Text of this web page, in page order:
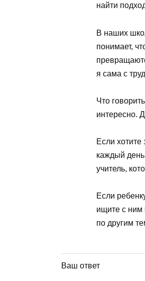
найти
В наших
понимает,
я сама с
Что
интересно.
Если хотите
каждый
учитель,
Если
ищите с ним
по другим
Ваш ответ